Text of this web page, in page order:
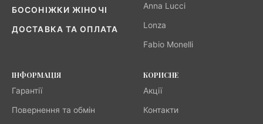
БОСОНІЖКИ ЖІНОЧІ
ДОСТАВКА ТА ОПЛАТА
Anna Lucci
Lonza
Fabio Monelli
ІНФОРМАЦІЯ
Гарантії
Повернення та обмін
КОРИСНЕ
Акції
Контакти